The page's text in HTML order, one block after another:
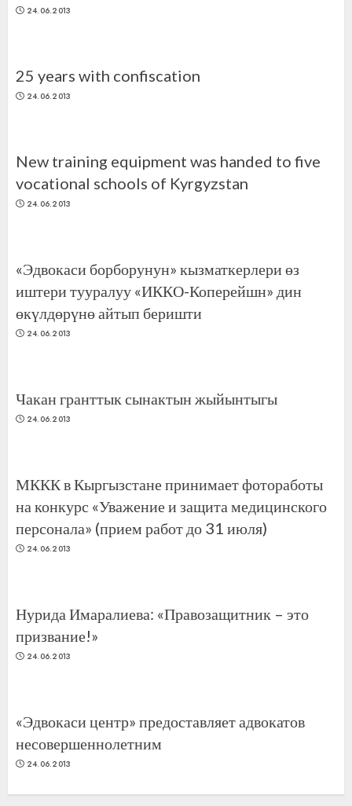
24.06.2013
25 years with confiscation
24.06.2013
New training equipment was handed to five
vocational schools of Kyrgyzstan
24.06.2013
«Эдвокаси борборунун» кызматкерлери өз
иштери тууралуу «ИККО-Коперейшн» дин
өкүлдөрүнө айтып беришти
24.06.2013
Чакан гранттык сынактын жыйынтыгы
24.06.2013
МККК в Кыргызстане принимает фотоработы
на конкурс «Уважение и защита медицинского
персонала» (прием работ до 31 июля)
24.06.2013
Нурида Имаралиева: «Правозащитник – это
призвание!»
24.06.2013
«Эдвокаси центр» предоставляет адвокатов
несовершеннолетним
24.06.2013